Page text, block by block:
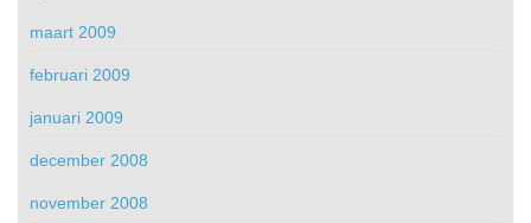
maart 2009
februari 2009
januari 2009
december 2008
november 2008